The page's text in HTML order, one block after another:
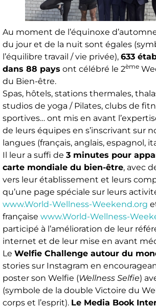
Au moment de l’équinoxe
du jour et de la nuit sont égales
l’équilibre travail / vie privée), 633
dans 88 pays ont célébré le 2ème
du Bien-être.
Spas, hôtels, stations thermales,
studios de yoga / Pilates, clubs de
sportives… ont mis en avant
de leurs équipes en s’inscrivant sur
langues (français, anglais, espagnol,
Il leur a suffi de 3 minutes pour
carte mondiale du bien-être, avec
vers leur établissement et leurs
qu’une page spéciale sur leurs
www.World-Wellness-Weekend.org
française www.World-Wellness-
participé à l’amélioration de leur
internet et de leur mise en avant
Le Welfie Challenge autour du
stories sur Instagram en
poster son Welfie (Wellness Selfie)
(symbole de la double Victoire du
corps et l’esprit). Le Media Book